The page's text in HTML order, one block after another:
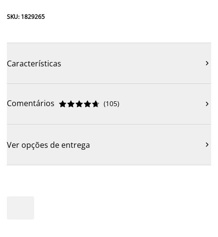
SKU: 1829265
Características 
Comentários 




 (105) 
Ver opções de entrega 